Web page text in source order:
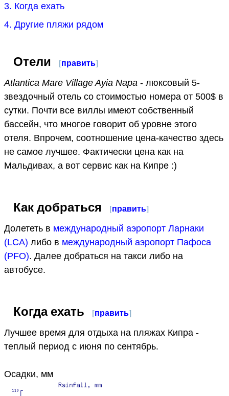
3. Когда ехать
4. Другие пляжи рядом
Отели [править]
Atlantica Mare Village Ayia Napa - люксовый 5-
звездочный отель со стоимостью номера от 500$ в
сутки. Почти все виллы имеют собственный
бассейн, что многое говорит об уровне этого
отеля. Впрочем, соотношение цена-качество здесь
не самое лучшее. Фактически цена как на
Мальдивах, а вот сервис как на Кипре :)
Как добраться [править]
Долететь в международный аэропорт Ларнаки
(LCA) либо в международный аэропорт Пафоса
(PFO). Далее добраться на такси либо на
автобусе.
Когда ехать [править]
Лучшее время для отдыха на пляжах Кипра -
теплый период с июня по сентябрь.
Осадки, мм